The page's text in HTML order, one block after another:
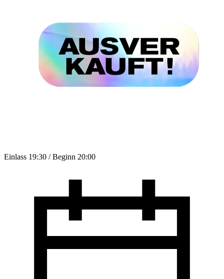
Einlass 19:30 / Beginn 20:00